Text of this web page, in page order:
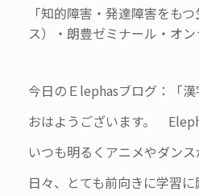
「知的障害・発達障害をも
ス）・朗豊ゼミナール・オ
今日のＥlephasブログ：「漢
おはようございます。
いつも明るくアニメやダン
日々、とても前向きに学習